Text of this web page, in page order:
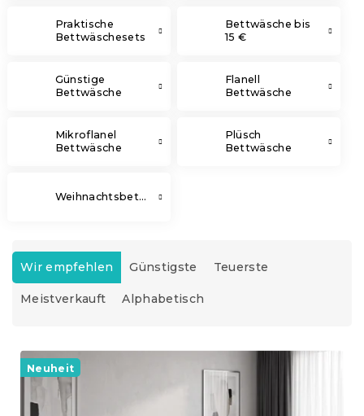
Praktische
Bettwäschesets
Bettwäsche bis
15 €
Günstige
Bettwäsche
Flanell
Bettwäsche
Mikroflanel
Bettwäsche
Plüsch
Bettwäsche
Weihnachtsbettwäsche
P
o
d
Wir empfehlen Günstigste Teuerste
Meistverkauft Alphabetisch
L
Neuheit